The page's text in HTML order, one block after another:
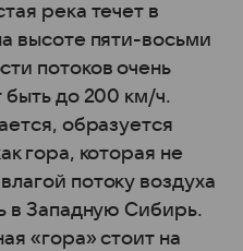
река течет в
высоте пяти-восьми
потоков очень
до 200 км/ч.
образуется
гора, которая не
потоку воздуха
в Западную Сибирь.
«гора» стоит на